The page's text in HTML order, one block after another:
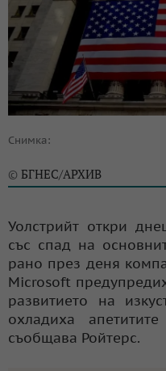
Снимка:
© БГНЕС/АРХИВ
Уолстрийт откри
със спад на
рано през деня
Microsoft
развитието на
охладиха
съобщава Ройтерс.